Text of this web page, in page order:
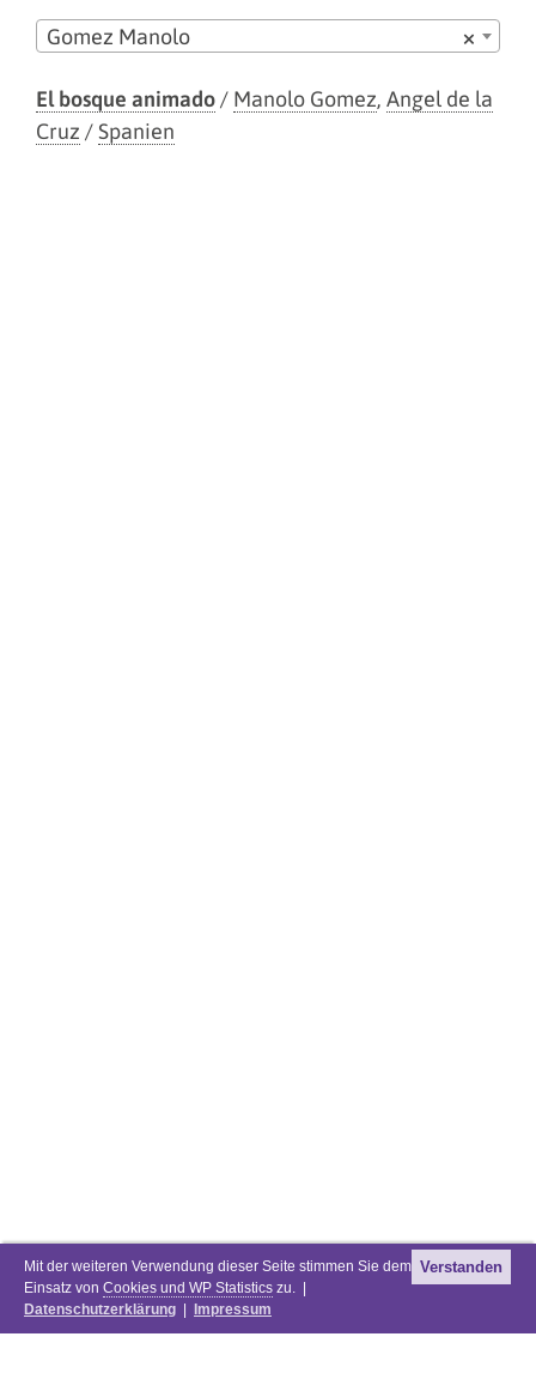
Mit der weiteren Verwendung dieser Seite stimmen Sie dem
Einsatz von Cookies und WP Statistics zu. |
Datenschutzerklärung
Impressum
Verstanden
×
Gomez Manolo
El bosque animado/ Manolo Gomez, Angel de la
Cruz /Spanien